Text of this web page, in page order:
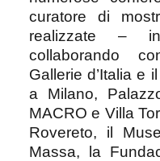
curatore di
realizzate –
collaborando
Gallerie d’Italia e
a Milano,
MACRO e Villa
Rovereto, il
Massa, la